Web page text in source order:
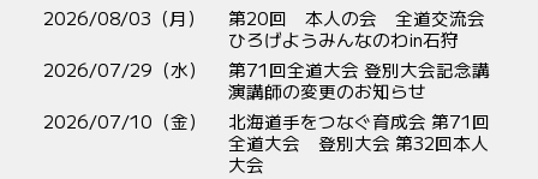
2026/08/03（月）
第20回 本人の会 全道交流会
ひろげようみんなのわin石狩
2026/07/29（水）
第71回全道大会 登別大会記念講
演講師の変更のお知らせ
2026/07/10（金）
北海道手をつなぐ育成会 第71回
全道大会 登別大会 第32回本人
大会